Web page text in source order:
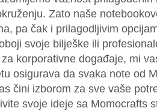
Zato naše
pa čak i prilagodljivim
svoje bilješke ili
korporativne događaje, mi
osigurava da svaka note od
čini izborom za sve vaše
svoje ideje sa Momocrafts